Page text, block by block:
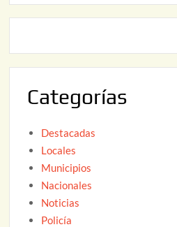
Categorías
Destacadas
Locales
Municipios
Nacionales
Noticias
Policía